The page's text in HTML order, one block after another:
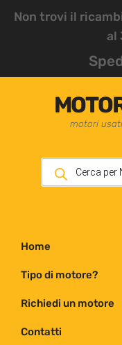
Non trovi il
al
motori
Home
Tipo di motore?
Richiedi un motore
Contatti